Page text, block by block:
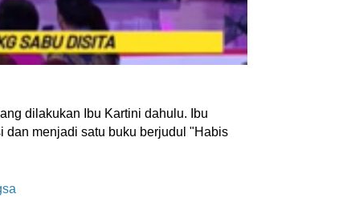
dilakukan Ibu Kartini dahulu. Ibu
dan menjadi satu buku berjudul "Habis